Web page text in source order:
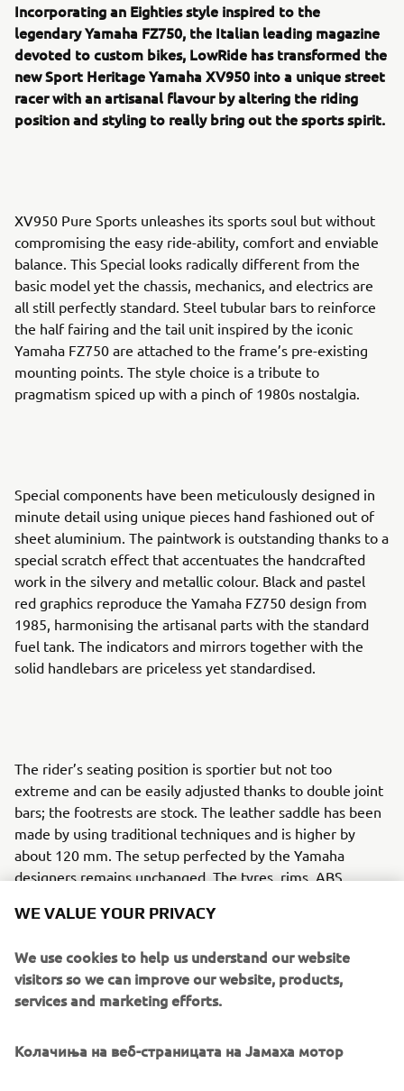
Incorporating an Eighties style inspired to the
legendary Yamaha FZ750, the Italian leading magazine
devoted to custom bikes, LowRide has transformed the
new Sport Heritage Yamaha XV950 into a unique street
racer with an artisanal flavour by altering the riding
position and styling to really bring out the sports spirit.
XV950 Pure Sports unleashes its sports soul but without
compromising the easy ride-ability, comfort and enviable
balance. This Special looks radically different from the
basic model yet the chassis, mechanics, and electrics are
all still perfectly standard. Steel tubular bars to reinforce
the half fairing and the tail unit inspired by the iconic
Yamaha FZ750 are attached to the frame’s pre-existing
mounting points. The style choice is a tribute to
pragmatism spiced up with a pinch of 1980s nostalgia.
Special components have been meticulously designed in
minute detail using unique pieces hand fashioned out of
sheet aluminium. The paintwork is outstanding thanks to a
special scratch effect that accentuates the handcrafted
work in the silvery and metallic colour. Black and pastel
red graphics reproduce the Yamaha FZ750 design from
1985, harmonising the artisanal parts with the standard
fuel tank. The indicators and mirrors together with the
solid handlebars are priceless yet standardised.
The rider’s seating position is sportier but not too
extreme and can be easily adjusted thanks to double joint
bars; the footrests are stock. The leather saddle has been
made by using traditional techniques and is higher by
about 120 mm. The setup perfected by the Yamaha
designers remains unchanged. The tyres, rims, ABS
electrics are totally standard issue. The only concession to
trapezium section tip is more compact and lighter than
the original.
WE VALUE YOUR PRIVACY
We use cookies to help us understand our website
visitors so we can improve our website, products,
services and marketing efforts.
Колачиња на веб-страницата на Јамаха мотор